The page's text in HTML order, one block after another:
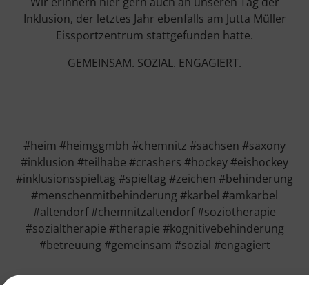
Inklusion, der letztes Jahr ebenfalls am Jutta Müller
Eissportzentrum stattgefunden hatte.
GEMEINSAM. SOZIAL. ENGAGIERT.
#heim #heimggmbh #chemnitz #sachsen #saxony
#inklusion #teilhabe #crashers #hockey #eishockey
#inklusionsspieltag #spieltag #zeichen #behinderung
#menschenmitbehinderung #karbel #amkarbel
#altendorf #chemnitzaltendorf #soziotherapie
#sozialtherapie #therapie #kognitivebehinderung
#betreuung #gemeinsam #sozial #engagiert